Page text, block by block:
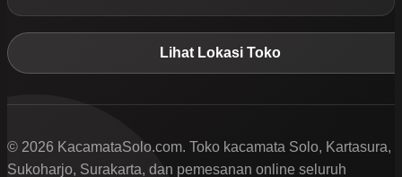
Lihat Lokasi Toko
© 2026 KacamataSolo.com. Toko kacamata Solo, Kartasura,
Sukoharjo, Surakarta, dan pemesanan online seluruh